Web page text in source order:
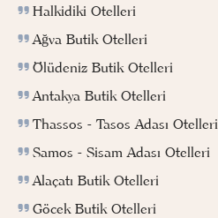
Halkidiki Otelleri
Ağva Butik Otelleri
Ölüdeniz Butik Otelleri
Antakya Butik Otelleri
Thassos - Tasos Adası Otelleri
Samos - Sisam Adası Otelleri
Alaçatı Butik Otelleri
Göcek Butik Otelleri